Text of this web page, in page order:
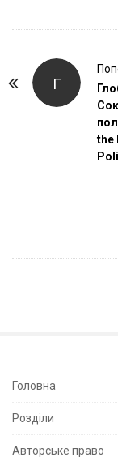
Г
the
S
e
Головна
Розділи
Авторське право